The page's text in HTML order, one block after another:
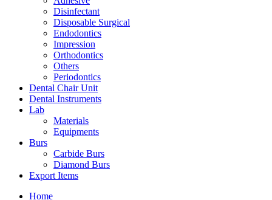
Disinfectant
Disposable Surgical
Endodontics
Impression
Orthodontics
Others
Periodontics
Dental Chair Unit
Dental Instruments
Lab
Materials
Equipments
Burs
Carbide Burs
Diamond Burs
Export Items
Home